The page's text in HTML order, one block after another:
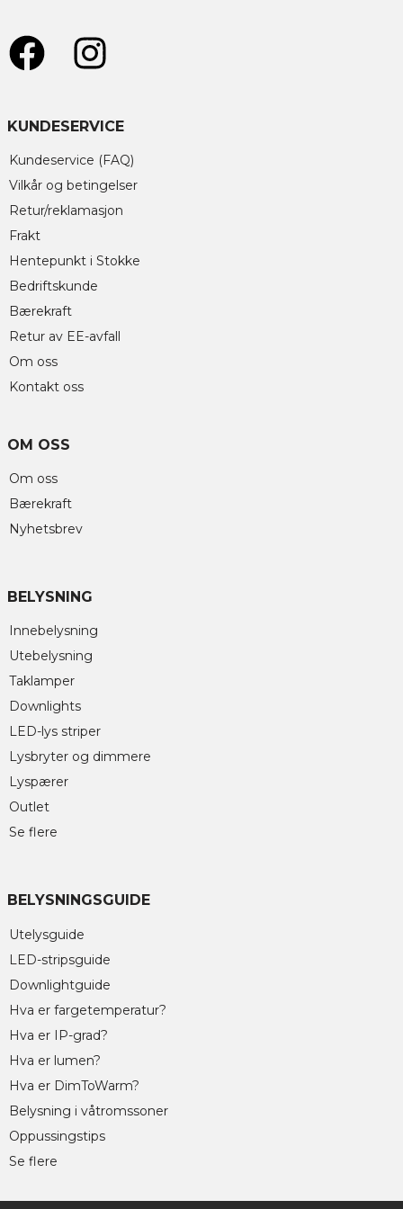
KUNDESERVICE
Kundeservice (FAQ)
Vilkår og betingelser
Retur/reklamasjon
Frakt
Hentepunkt i Stokke
Bedriftskunde
Bærekraft
Retur av EE-avfall
Om oss
Kontakt oss
OM OSS
Om oss
Bærekraft
Nyhetsbrev
BELYSNING
Innebelysning
Utebelysning
Taklamper
Downlights
LED-lys striper
Lysbryter og dimmere
Lyspærer
Outlet
Se flere
BELYSNINGSGUIDE
Utelysguide
LED-stripsguide
Downlightguide
Hva er fargetemperatur?
Hva er IP-grad?
Hva er lumen?
Hva er DimToWarm?
Belysning i våtromssoner
Oppussingstips
Se flere